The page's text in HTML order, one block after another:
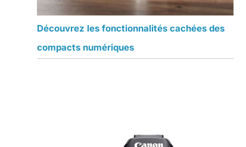
Découvrez les fonctionnalités cachées des
compacts numériques